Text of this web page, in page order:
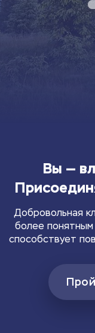
Вы —
Добровольная
более
способствует